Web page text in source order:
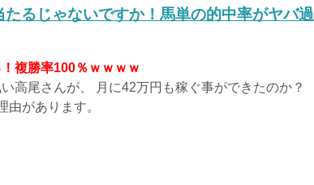
たるじゃないですか！馬単の的中率がヤバ過
複勝率100％ｗｗｗｗ
高尾さんが、 月に42万円も稼ぐ事ができたのか？
由があります。